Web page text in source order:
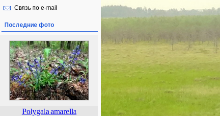
Связь по e-mail
Последние фото
Polygala amarella